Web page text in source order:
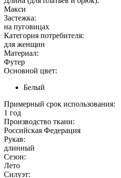
Макси
Застежка:
на пуговицах
Категория потребителя:
для женщин
Материал:
Футер
Основной цвет:
Белый
Примерный срок использования:
1 год
Производство ткани:
Российская Федерация
Рукав:
длинный
Сезон:
Лето
Силуэт: